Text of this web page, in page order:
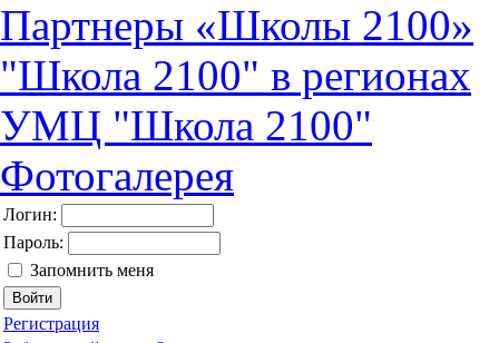
Партнеры «Школы 2100»
"Школа 2100" в регионах
УМЦ "Школа 2100"
Фотогалерея
Логин:
Пароль:
Запомнить меня
Регистрация